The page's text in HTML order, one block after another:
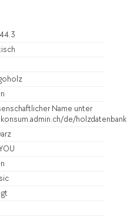
Name unter
de/holzdatenbank